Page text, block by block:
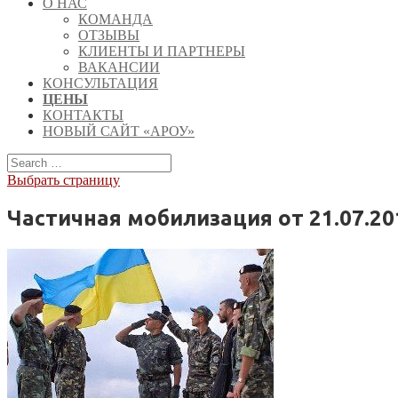
О НАС
КОМАНДА
ОТЗЫВЫ
КЛИЕНТЫ И ПАРТНЕРЫ
ВАКАНСИИ
КОНСУЛЬТАЦИЯ
ЦЕНЫ
КОНТАКТЫ
НОВЫЙ САЙТ «АРОУ»
Выбрать страницу
Частичная мобилизация от